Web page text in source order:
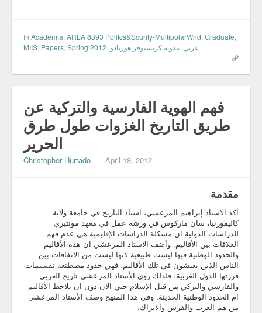
In Academia, ARLA 8393 Politcs&Scurity-MultipolarWrld, Graduate,
MIIS, Papers, Spring 2012, عربي, مدونة كريستوفر هورتادو
فهم الهوية الفارسية والتركية عن
طريق التاريخ الغزوات طول طرق
الحرير
Christopher Hurtado — April 18, 2012
مقدمة
اكد الاستاذ إبراهيم المرعشي، استاذ التاريخ في جامعة ولاية
كاليفورنيا، سان ماركوس في ورشة عمل في معهد مونتيري
للدراسات الدولية ان مشكلة الدراسات الإقليمية هي عدم فهم
العلاقات بين الأقاليم. وأضف الاستاذ المرعشي ان هذه الأقاليم
والحدود الوطنية فيها ليست طبيعية لانها ليست من الاتفاقات بين
الناس الذين يعيشون في تلك الأقاليم، فهي حدود مصطنعة تقسيمات
قررتها الدول الغربية. فلذلك روى الأستاذ المرعشي تاريخ العربي
والفارسي والتركي من قبل الإسلام حتي الآن دون ان يلاحظ الأقاليم
ام الحدود الوطنية الحديثة. وفي هذا المنهج وصف الأستاذ المرعشي
من هم العرب والفرس والاتراك.